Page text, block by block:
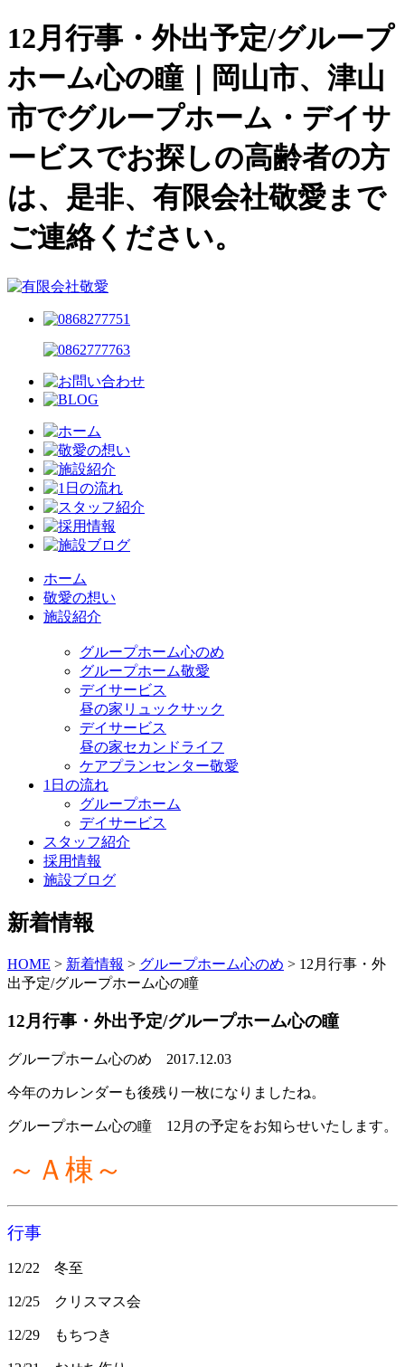
12月行事・外出予定/グループ
ホーム心の瞳｜岡山市、津山
市でグループホーム・デイサ
ービスでお探しの高齢者の方
は、是非、有限会社敬愛まで
ご連絡ください。
ホーム
敬愛の想い
施設紹介
グループホーム心のめ
グループホーム敬愛
デイサービス
昼の家リュックサック
デイサービス
昼の家セカンドライフ
ケアプランセンター敬愛
1日の流れ
グループホーム
デイサービス
スタッフ紹介
採用情報
施設ブログ
新着情報
HOME > 新着情報 > グループホーム心のめ > 12月行事・外
出予定/グループホーム心の瞳
12月行事・外出予定/グループホーム心の瞳
グループホーム心のめ 2017.12.03
今年のカレンダーも後残り一枚になりましたね。
グループホーム心の瞳 12月の予定をお知らせいたします。
～Ａ棟～
行事
12/22 冬至
12/25 クリスマス会
12/29 もちつき